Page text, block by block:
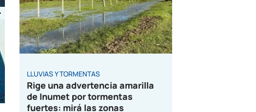
LLUVIAS Y TORMENTAS
Rige una advertencia amarilla
de Inumet por tormentas
fuertes: mirá las zonas